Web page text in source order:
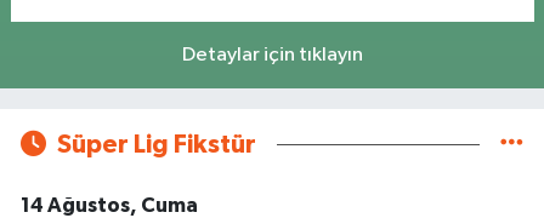
Detaylar için tıklayın
Süper Lig Fikstür
14 Ağustos, Cuma